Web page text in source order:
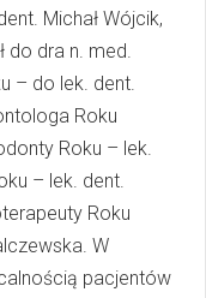
Michał Wójcik,
do dra n. med.
– do lek. dent.
Roku
Roku – lek.
– lek. dent.
Roku
W
pacjentów